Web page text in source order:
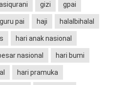
gizi gpai
guru pai haji halalbihalal
hari anak nasional
nasional hari bumi
hari pramuka